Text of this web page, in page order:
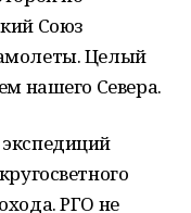
Союз
Целый
нашего Севера.
РГО не